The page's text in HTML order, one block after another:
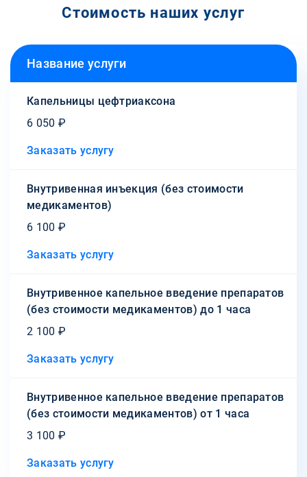
Стоимость наших услуг
Название услуги
Капельницы цефтриаксона
6 050 ₽
Заказать услугу
Внутривенная инъекция (без стоимости
медикаментов)
6 100 ₽
Заказать услугу
Внутривенное капельное введение препаратов
(без стоимости медикаментов) до 1 часа
2 100 ₽
Заказать услугу
Внутривенное капельное введение препаратов
(без стоимости медикаментов) от 1 часа
3 100 ₽
Заказать услугу